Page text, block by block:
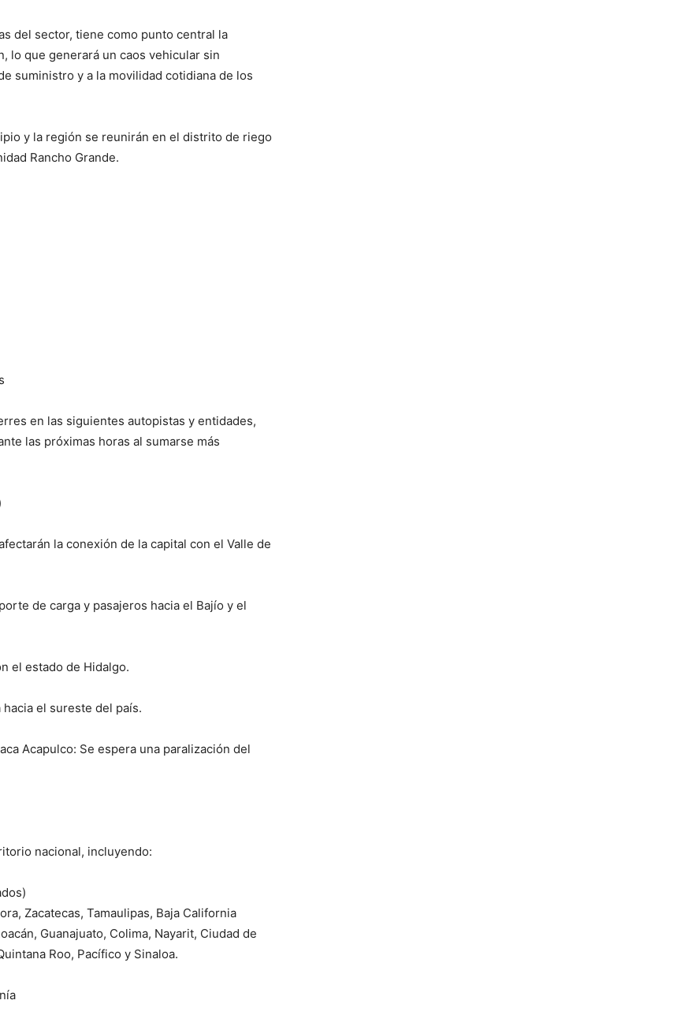
del sector, tiene como punto central la
lo que generará un caos vehicular sin
suministro y a la movilidad cotidiana de los
y la región se reunirán en el distrito de riego
Rancho Grande.
en las siguientes autopistas y entidades,
las próximas horas al sumarse más
la conexión de la capital con el Valle de
de carga y pasajeros hacia el Bajío y el
el estado de Hidalgo.
el sureste del país.
Acapulco: Se espera una paralización del
nacional, incluyendo:
Zacatecas, Tamaulipas, Baja California
Guanajuato, Colima, Nayarit, Ciudad de
Roo, Pacífico y Sinaloa.